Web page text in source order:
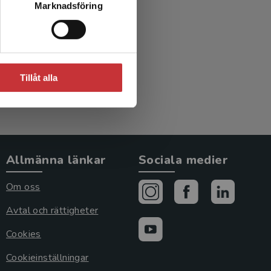
Marknadsföring
Tillåt alla
Allmänna länkar
Om oss
Avtal och rättigheter
Cookies
Cookieinställningar
Sociala medier